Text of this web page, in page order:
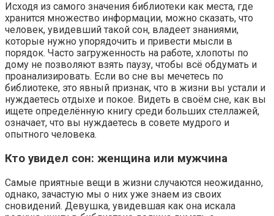
Исходя из самого значения библиотеки как места, где
хранится множество информации, можно сказать, что
человек, увидевший такой сон, владеет знаниями,
которые нужно упорядочить и привести мысли в
порядок. Часто загруженность на работе, хлопоты по
дому не позволяют взять паузу, чтобы всё обдумать и
проанализировать. Если во сне вы мечетесь по
библиотеке, это явный признак, что в жизни вы устали и
нуждаетесь отдыхе и покое. Видеть в своём сне, как вы
ищете определённую книгу среди больших стеллажей,
означает, что вы нуждаетесь в совете мудрого и
опытного человека.
Кто увидел сон: женщина или мужчина
Самые приятные вещи в жизни случаются неожиданно,
однако, зачастую мы о них уже знаем из своих
сновидений. Девушка, увидевшая как она искала